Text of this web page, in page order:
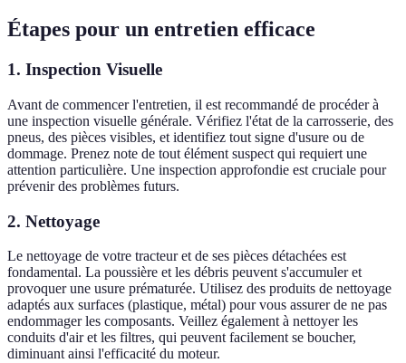
Étapes pour un entretien efficace
1. Inspection Visuelle
Avant de commencer l'entretien, il est recommandé de procéder à
une inspection visuelle générale. Vérifiez l'état de la carrosserie, des
pneus, des pièces visibles, et identifiez tout signe d'usure ou de
dommage. Prenez note de tout élément suspect qui requiert une
attention particulière. Une inspection approfondie est cruciale pour
prévenir des problèmes futurs.
2. Nettoyage
Le nettoyage de votre tracteur et de ses pièces détachées est
fondamental. La poussière et les débris peuvent s'accumuler et
provoquer une usure prématurée. Utilisez des produits de nettoyage
adaptés aux surfaces (plastique, métal) pour vous assurer de ne pas
endommager les composants. Veillez également à nettoyer les
conduits d'air et les filtres, qui peuvent facilement se boucher,
diminuant ainsi l'efficacité du moteur.